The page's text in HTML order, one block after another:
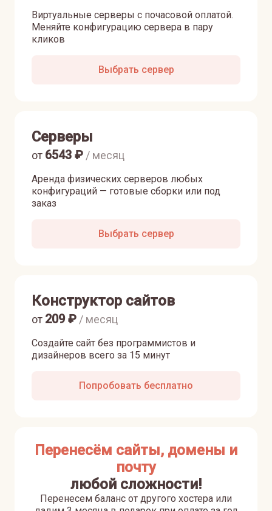
Виртуальные серверы с почасовой оплатой.
Меняйте конфигурацию сервера в пару
кликов
Выбрать сервер
Серверы
Аренда физических серверов любых
конфигураций — готовые сборки или под
заказ
от 6543 ₽ / месяц
Выбрать сервер
Конструктор сайтов
Создайте сайт без программистов и
дизайнеров всего за 15 минут
от 209₽ / месяц
Попробовать бесплатно
Перенесём сайты, домены и
почту
любой сложности!
Перенесем баланс от другого хостера или